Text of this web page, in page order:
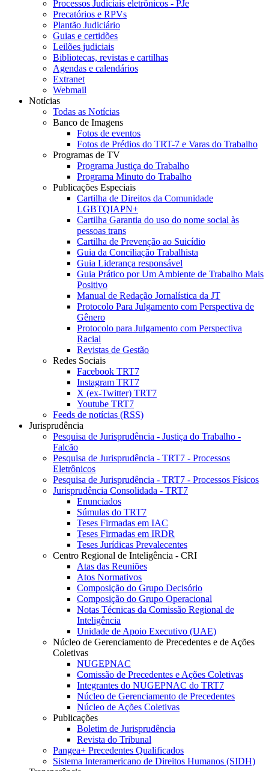
Processos Judiciais eletrônicos - PJe
Precatórios e RPVs
Plantão Judiciário
Guias e certidões
Leilões judiciais
Bibliotecas, revistas e cartilhas
Agendas e calendários
Extranet
Webmail
Notícias
Todas as Notícias
Banco de Imagens
Fotos de eventos
Fotos de Prédios do TRT-7 e Varas do Trabalho
Programas de TV
Programa Justiça do Trabalho
Programa Minuto do Trabalho
Publicações Especiais
Cartilha de Direitos da Comunidade
LGBTQIAPN+
Cartilha Garantia do uso do nome social às
pessoas trans
Cartilha de Prevenção ao Suicídio
Guia da Conciliação Trabalhista
Guia Liderança responsável
Guia Prático por Um Ambiente de Trabalho Mais
Positivo
Manual de Redação Jornalística da JT
Protocolo Para Julgamento com Perspectiva de
Gênero
Protocolo para Julgamento com Perspectiva
Racial
Revistas de Gestão
Redes Sociais
Facebook TRT7
Instagram TRT7
X (ex-Twitter) TRT7
Youtube TRT7
Feeds de notícias (RSS)
Jurisprudência
Pesquisa de Jurisprudência - Justiça do Trabalho -
Falcão
Pesquisa de Jurisprudência - TRT7 - Processos
Eletrônicos
Pesquisa de Jurisprudência - TRT7 - Processos Físicos
Jurisprudência Consolidada - TRT7
Enunciados
Súmulas do TRT7
Teses Firmadas em IAC
Teses Firmadas em IRDR
Teses Jurídicas Prevalecentes
Centro Regional de Inteligência - CRI
Atas das Reuniões
Atos Normativos
Composição do Grupo Decisório
Composição do Grupo Operacional
Notas Técnicas da Comissão Regional de
Inteligência
Unidade de Apoio Executivo (UAE)
Núcleo de Gerenciamento de Precedentes e de Ações
Coletivas
NUGEPNAC
Comissão de Precedentes e Ações Coletivas
Integrantes do NUGEPNAC do TRT7
Núcleo de Gerenciamento de Precedentes
Núcleo de Ações Coletivas
Publicações
Boletim de Jurisprudência
Revista do Tribunal
Pangea+ Precedentes Qualificados
Sistema Interamericano de Direitos Humanos (SIDH)